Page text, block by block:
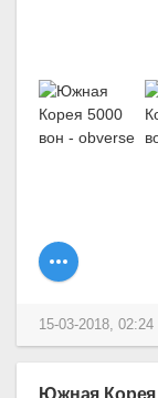
15-03-2018, 02:24
Южная Корея